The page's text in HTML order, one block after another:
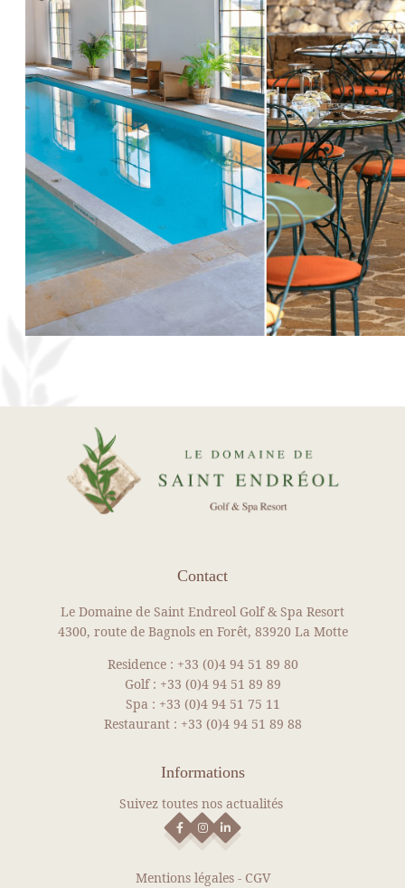
Contact
Le Domaine de Saint Endreol Golf & Spa Resort
4300, route de Bagnols en Forêt, 83920 La Motte
Residence : +33 (0)4 94 51 89 80
Golf : +33 (0)4 94 51 89 89
Spa : +33 (0)4 94 51 75 11
Restaurant : +33 (0)4 94 51 89 88
Informations
Suivez toutes nos actualités
Mentions légales- CGV